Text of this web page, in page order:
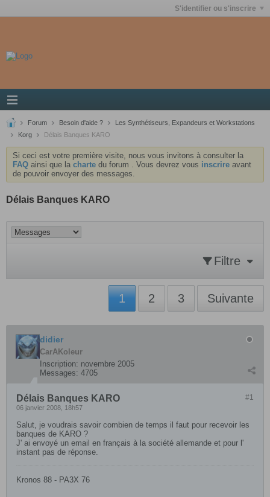
S'identifier ou s'inscrire
Forum Besoin d'aide ?
Les Synthétiseurs, Expandeurs et Workstations
Korg
Délais Banques KARO
Si ceci est votre première visite, nous vous invitons à consulter la
FAQ ainsi que la charte du forum . Vous devrez vous inscrire avant
de pouvoir envoyer des messages.
Délais Banques KARO
Filtre
1 2 3 Suivante
didier
CarAKoleur
Inscription: novembre 2005
Messages: 4705
#1
Délais Banques KARO
06 janvier 2008, 18h57
Salut, je voudrais savoir combien de temps il faut pour recevoir les
banques de KARO ?
J' ai envoyé un email en français à la société allemande et pour l'
instant pas de réponse.
Kronos 88 - PA3X 76